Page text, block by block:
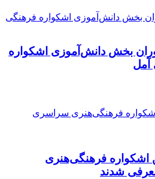
بخش دانش‌آموزی اشکواره
آمل
اشکواره فرهنگی‌هنری
شدند